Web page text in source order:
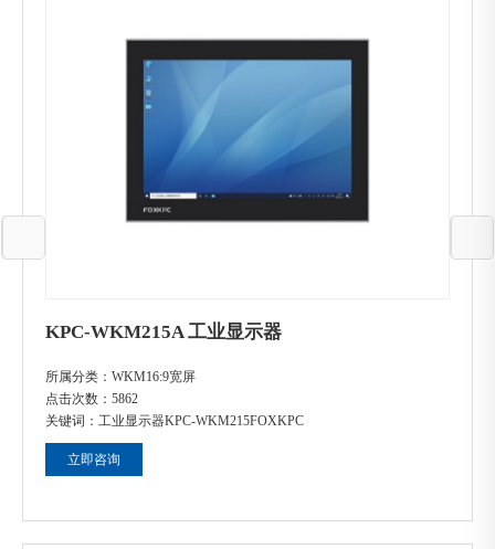
KPC-WKM215A 工业显示器
所属分类： WKM16:9宽屏
点击次数： 5862
关键词： 工业显示器KPC-WKM215FOXKPC
立即咨询